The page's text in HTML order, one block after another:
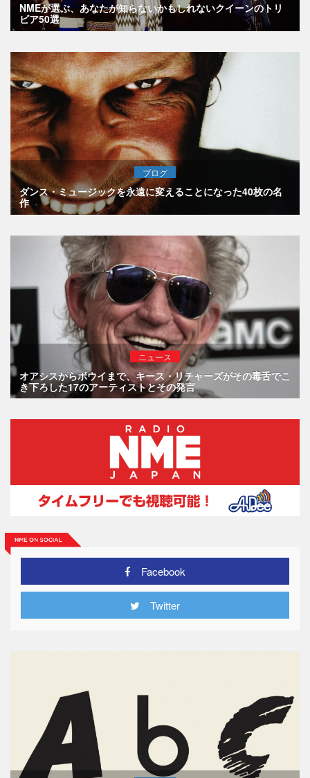
NMEが選ぶ、あなたが知らないかもしれないクイーンのトリ
ビア50選
ブログ
ダンス・ミュージックを永遠に変えることになった40枚の名
作
ニュース
オアシスからボウイまで、キース・リチャーズがその毒舌でこ
き下ろした17のアーティストとその発言
Facebook
Twitter